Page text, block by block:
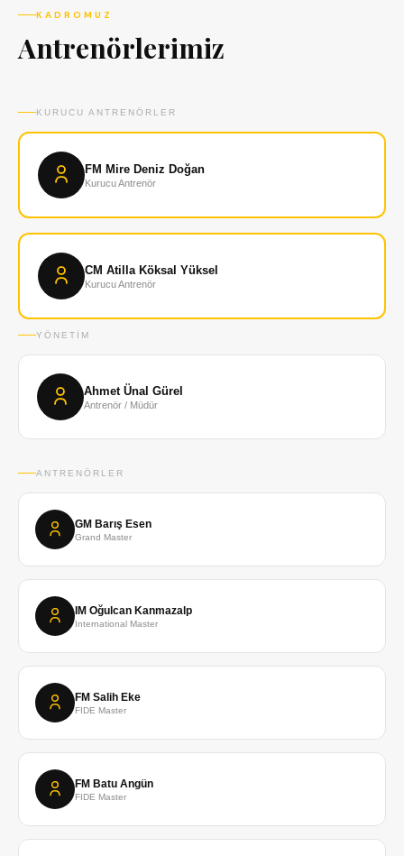
KADROMUZ
Antrenörlerimiz
KURUCU ANTRENÖRLER
FM Mire Deniz Doğan
Kurucu Antrenör
CM Atilla Köksal Yüksel
Kurucu Antrenör
YÖNETIM
Ahmet Ünal Gürel
Antrenör / Müdür
ANTRENÖRLER
GM Barış Esen
Grand Master
IM Oğulcan Kanmazalp
International Master
FM Salih Eke
FIDE Master
FM Batu Angün
FIDE Master